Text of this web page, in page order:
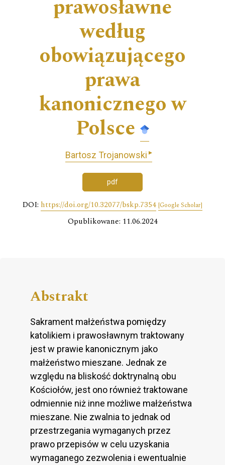
prawosławne
według
obowiązującego
prawa
kanonicznego w
Polsce
Bartosz Trojanowski ▸
pdf
DOI: https://doi.org/10.32077/bskp.7354 [Google Scholar]
Opublikowane: 11.06.2024
Abstrakt
Sakrament małżeństwa pomiędzy
katolikiem i prawosławnym traktowany
jest w prawie kanonicznym jako
małżeństwo mieszane. Jednak ze
względu na bliskość doktrynalną obu
Kościołów, jest ono również traktowane
odmiennie niż inne możliwe małżeństwa
mieszane. Nie zwalnia to jednak od
przestrzegania wymaganych przez
prawo przepisów w celu uzyskania
wymaganego zezwolenia i ewentualnie